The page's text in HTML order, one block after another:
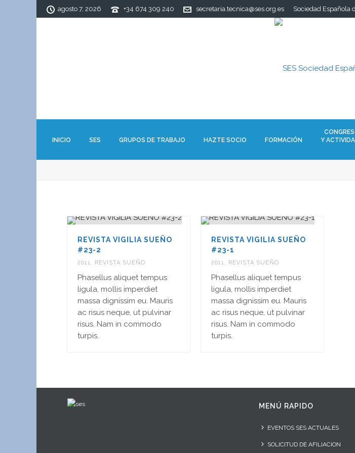
agosto 7, 2026 +34 674 309 240 secretaria.tecnica@ses.org.es Sociedad Española
INICIO SES GRUPOS DE TRABAJO HAZTE SOCIO FORMACIÓN
Y
REVISTA VIGILIA SUEÑO
#23-2
2011 , REVISTA SUEÑO
Phasellus aliquet tempus
ligula, mollis imperdiet
massa dignissim eu. Mauris
ac risus neque, ut pulvinar
risus. Nam in commodo
turpis.
REVISTA VIGILIA SUEÑO
#23-1
2011 , REVISTA SUEÑO
Phasellus aliquet tempus
ligula, mollis imperdiet
massa dignissim eu. Mauris
ac risus neque, ut pulvinar
risus. Nam in commodo
turpis.
MENÚ RAPIDO
EVENTOS SES ACTUALES
SOLICITUD DE AFILIACION